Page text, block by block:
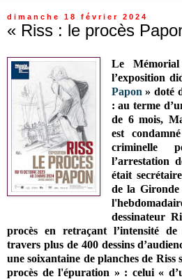
dimanche 18 février 2024
« Riss : le procès
Le
l’exposition
Papon » doté
: au terme
de 6 mois,
est
criminelle
l’arrestation
était
de la
dessinateur
procès en retraçant l’intensité
travers plus de 400 dessins
une soixantaine de planches de Riss
procès de l'épuration » : celui «